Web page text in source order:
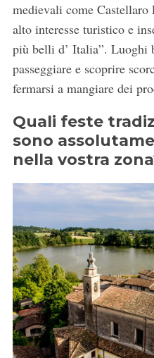
medievali come
alto interesse turistico e
più belli d’ Italia”. Luoghi
passeggiare e scoprire
fermarsi a mangiare dei
Quali feste
sono
nella vostra